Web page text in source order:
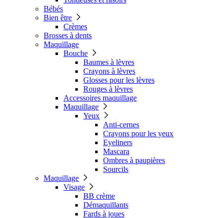
Bébés
Bien être
Crèmes
Brosses à dents
Maquillage
Bouche
Baumes à lèvres
Crayons à lèvres
Glosses pour les lèvres
Rouges à lèvres
Accessoires maquillage
Maquillage
Yeux
Anti-cernes
Crayons pour les yeux
Eyeliners
Mascara
Ombres à paupières
Sourcils
Maquillage
Visage
BB crème
Démaquillants
Fards à joues